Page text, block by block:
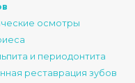
осмотры
и периодонтита
реставрация зубов